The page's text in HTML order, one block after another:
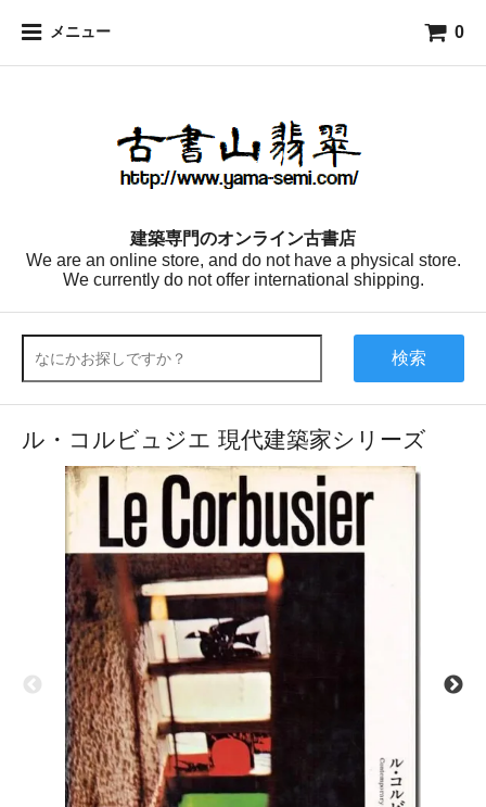
メニュー 0
建築専門のオンライン古書店
We are an online store, and do not have a physical store.
We currently do not offer international shipping.
検索
ル・コルビュジエ 現代建築家シリーズ